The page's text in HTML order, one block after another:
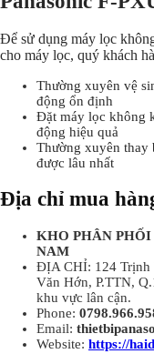
Để sử dụng máy lọc
cho máy lọc, quý khách
Thường xuyên vệ
động ổn định
Đặt máy lọc không
động hiệu quả
Thường xuyên thay
được lâu nhất
Địa chỉ mua
KHO PHÂN
NAM
ĐỊA CHỈ: 124 Trịnh
Văn Hớn, P.TTN,
khu vực lân cận.
Phone:
Email:
Website: https://